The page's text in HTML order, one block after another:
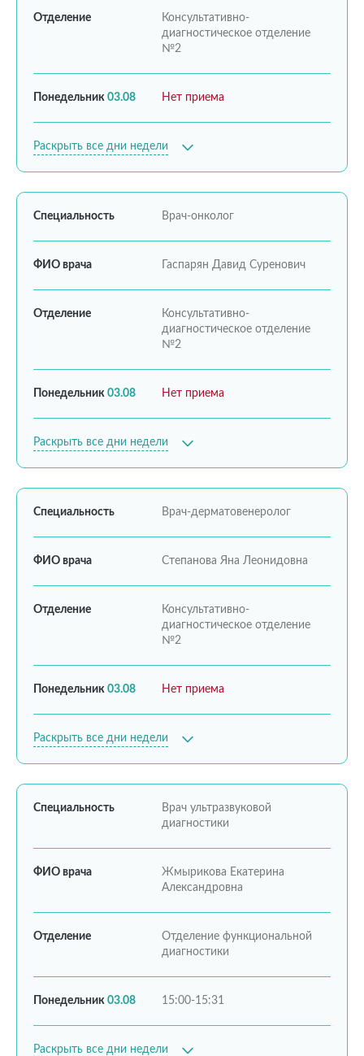
Отделение
Консультативно-
диагностическое отделение
№2
Понедельник 03.08 Нет приема
Раскрыть все дни недели
Специальность Врач-онколог
ФИО врача Гаспарян Давид Суренович
Отделение
Консультативно-
диагностическое отделение
№2
Понедельник 03.08 Нет приема
Раскрыть все дни недели
Специальность Врач-дерматовенеролог
ФИО врача Степанова Яна Леонидовна
Отделение
Консультативно-
диагностическое отделение
№2
Понедельник 03.08 Нет приема
Раскрыть все дни недели
Специальность
Врач ультразвуковой
диагностики
ФИО врача
Жмырикова Екатерина
Александровна
Отделение
Отделение функциональной
диагностики
Понедельник 03.08 15:00-15:31
Раскрыть все дни недели